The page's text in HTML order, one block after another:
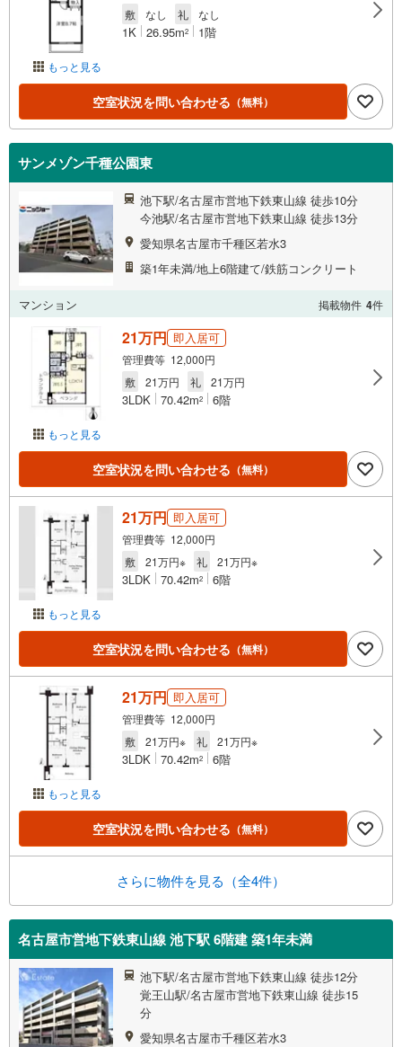
もっと見る
敷
なし 礼 なし
1K 26.95m2 1階
空室状況を問い合わせる （無料）
サンメゾン千種公園東
池下駅/名古屋市営地下鉄東山線 徒歩10分
今池駅/名古屋市営地下鉄東山線 徒歩13分
愛知県名古屋市千種区若水3
築1年未満/地上6階建て/鉄筋コンクリート
マンション 掲載物件 4件
もっと見る
21万円 即入居可
管理費等 12,000円
敷
21万円 礼 21万円
3LDK 70.42m2 6階
空室状況を問い合わせる （無料）
もっと見る
21万円 即入居可
管理費等 12,000円
敷
21万円※ 礼 21万円※
3LDK 70.42m2 6階
空室状況を問い合わせる （無料）
もっと見る
21万円 即入居可
管理費等 12,000円
敷
21万円※ 礼 21万円※
3LDK 70.42m2 6階
空室状況を問い合わせる （無料）
さらに物件を見る（全4件）
名古屋市営地下鉄東山線 池下駅 6階建 築1年未満
池下駅/名古屋市営地下鉄東山線 徒歩12分
覚王山駅/名古屋市営地下鉄東山線 徒歩15
分
愛知県名古屋市千種区若水3